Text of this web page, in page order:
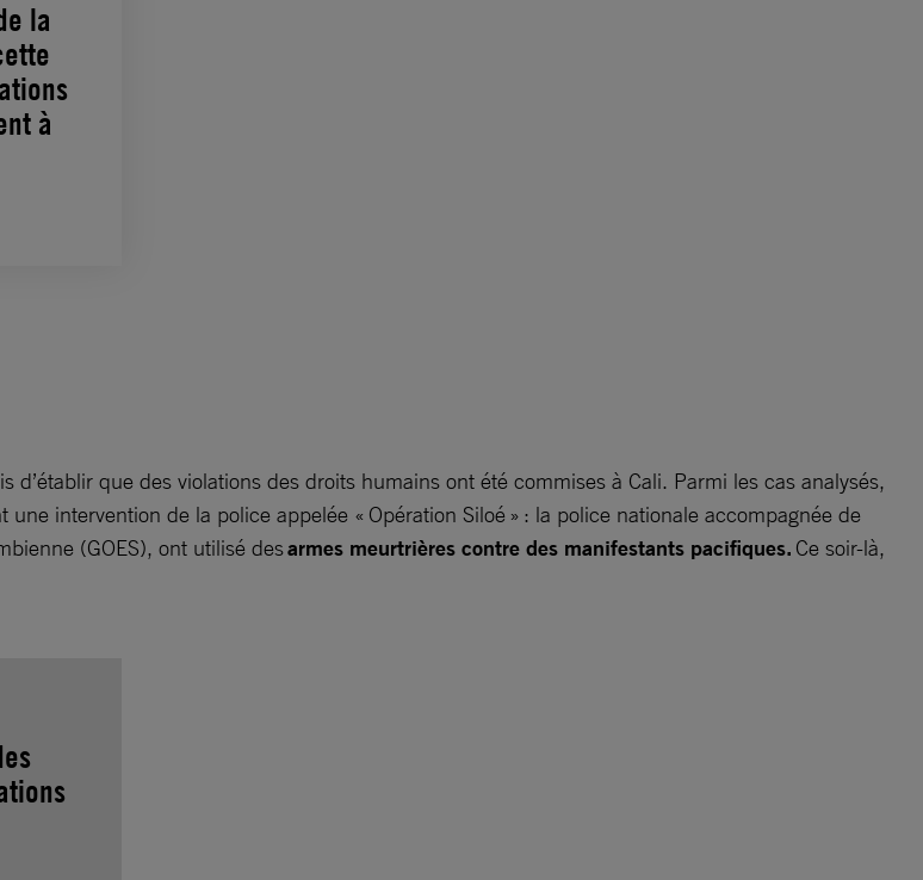
la
à
que des violations des droits humains ont été commises à Cali. Parmi les cas analysés,
intervention de la police appelée « Opération Siloé » : la police nationale accompagnée de
(GOES), ont utilisé desarmes meurtrières contre des manifestants pacifiques. Ce soir-là,